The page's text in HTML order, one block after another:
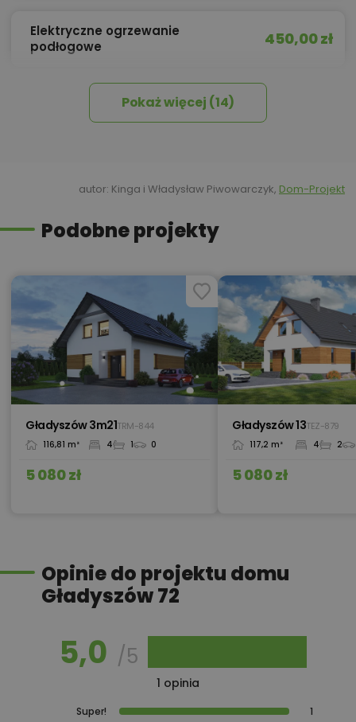
Elektryczne ogrzewanie
podłogowe
450,00 zł
Izolacja celulozowa
Kosztorys inwestorski 360,00 zł
Kredyt hipoteczny z operatem za
Okna, żaluzje, rolety 450,00 zł
Pakiet umów i wniosków 450,00 zł
Pompa ciepła 450,00 zł
Płyta styropianowa na wymiar
Rabat 10% na zakupy w
Pokaż więcej (14)
autor: Kinga i Władysław Piwowarczyk, Dom-Projekt
Podobne projekty
Gładyszów 3m21TRM-844
116,81 m² 4 1 0
5 080 zł
Gładyszów 13TEZ-879
117,2 m² 4 2
5 080 zł
Opinie do projektu domu
Gładyszów 72
5,0 /5
1 opinia
Super!
1